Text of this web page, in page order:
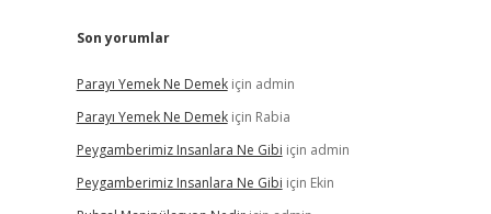
Son yorumlar
Parayı Yemek Ne Demekiçin admin
Parayı Yemek Ne Demekiçin Rabia
Peygamberimiz Insanlara Ne Gibi için admin
Peygamberimiz Insanlara Ne Gibi için Ekin